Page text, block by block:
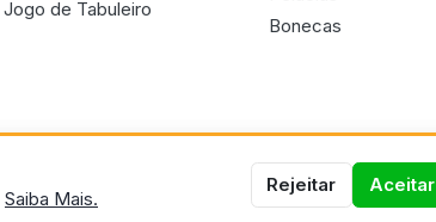
Saiba Mais.
Rejeitar Aceitar
Jogo de Tabuleiro
Bonecas